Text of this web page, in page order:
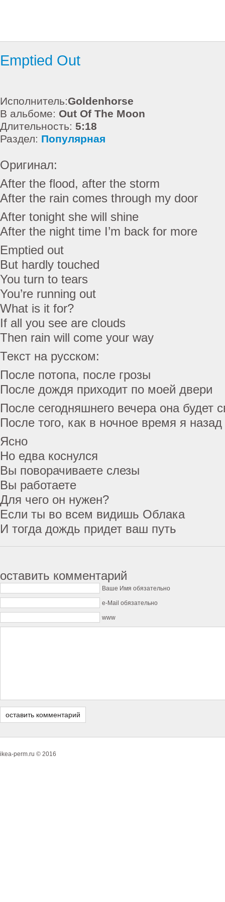
Emptied Out
Исполнитель:Goldenhorse
В альбоме: Out Of The Moon
Длительность: 5:18
Раздел: Популярная
Оригинал:
After the flood, after the storm
After the rain comes through my door
After tonight she will shine
After the night time I’m back for more
Emptied out
But hardly touched
You turn to tears
You’re running out
What is it for?
If all you see are clouds
Then rain will come your way
Текст на русском:
После потопа, после грозы
После дождя приходит по моей двери
После сегодняшнего вечера она будет
После того, как в ночное время я назад
Ясно
Но едва коснулся
Вы поворачиваете слезы
Вы работаете
Для чего он нужен?
Если ты во всем видишь Облака
И тогда дождь придет ваш путь
оставить комментарий
Ваше Имя обязательно
e-Mail обязательно
www
ikea-perm.ru © 2016